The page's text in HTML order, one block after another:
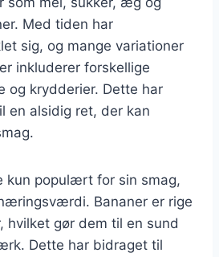
Med tiden har
sig, og mange variationer
inkluderer forskellige
og krydderier. Dette har
en alsidig ret, der kan
kun populært for sin smag,
Bananer er rige
hvilket gør dem til en sund
Dette har bidraget til